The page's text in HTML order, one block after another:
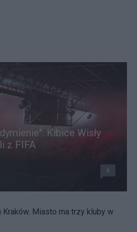
Kibice Wisły
z FIFA
6
Kraków. Miasto ma trzy kluby w